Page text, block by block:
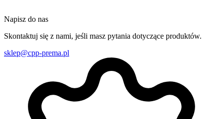
Napisz do nas
Skontaktuj się z nami, jeśli masz pytania dotyczące produktów.
sklep@cpp-prema.pl